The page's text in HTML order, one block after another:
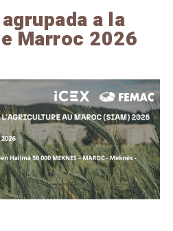
a la
Marroc 2026